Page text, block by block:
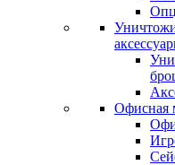
Офисная